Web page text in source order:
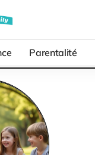
Parentalité